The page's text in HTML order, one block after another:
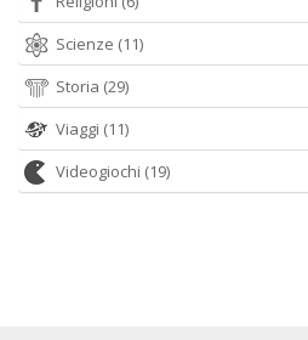
Scienze (11)
Storia (29)
Viaggi (11)
Videogiochi (19)